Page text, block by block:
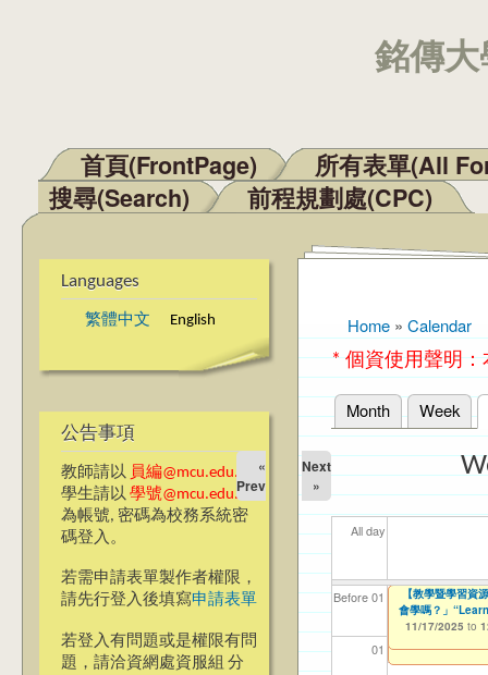
銘傳
Main menu
首頁(FrontPage)
所有表單(All
搜尋(Search)
前程規劃處(CPC)
Languages
繁體中文 English
公告事項
教師請以 員編@mcu.edu.tw
學生請以 學號@mcu.edu.tw
為帳號, 密碼為校務系統密
碼登入。
若需申請表單製作者權限，
請先行登入後填寫申請表單
若登入有問題或是權限有問
題，請洽資網處資服組 分
You are here
Home » Calendar
* 個資使用聲明
Primary tabs
Month Week
«
Prev
Next
»
All day
Before 01
01
【資網處】
整合系統～表單
03/27/2013 to
【財務處】工讀
11/12/2021to
07/31/2027
【財務處】漏打
錄
11/15/2021 to
114
04/
114
02/
114
03/
【學
07/
114
09/
【教學暨學習
生會學嗎？」
12/12)
【教學暨學習
會學嗎？」
11/17/2025 to